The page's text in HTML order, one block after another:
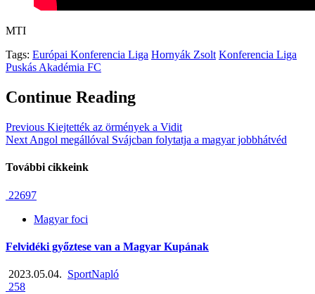
MTI
Tags: Európai Konferencia Liga Hornyák Zsolt Konferencia Liga
Puskás Akadémia FC
Continue Reading
Previous Kiejtették az örmények a Vidit
Next Angol megállóval Svájcban folytatja a magyar jobbhátvéd
További cikkeink
22697
Magyar foci
Felvidéki győztese van a Magyar Kupának
2023.05.04. SportNapló
258